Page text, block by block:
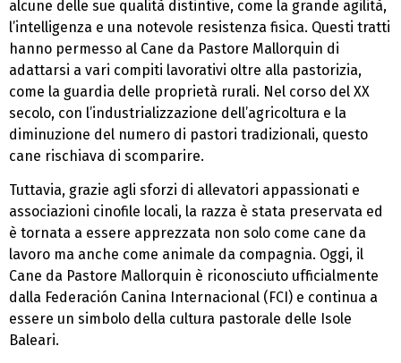
alcune delle sue qualità distintive, come la grande agilità,
l’intelligenza e una notevole resistenza fisica. Questi tratti
hanno permesso al Cane da Pastore Mallorquin di
adattarsi a vari compiti lavorativi oltre alla pastorizia,
come la guardia delle proprietà rurali. Nel corso del XX
secolo, con l’industrializzazione dell’agricoltura e la
diminuzione del numero di pastori tradizionali, questo
cane rischiava di scomparire.
Tuttavia, grazie agli sforzi di allevatori appassionati e
associazioni cinofile locali, la razza è stata preservata ed
è tornata a essere apprezzata non solo come cane da
lavoro ma anche come animale da compagnia. Oggi, il
Cane da Pastore Mallorquin è riconosciuto ufficialmente
dalla Federación Canina Internacional (FCI) e continua a
essere un simbolo della cultura pastorale delle Isole
Baleari.